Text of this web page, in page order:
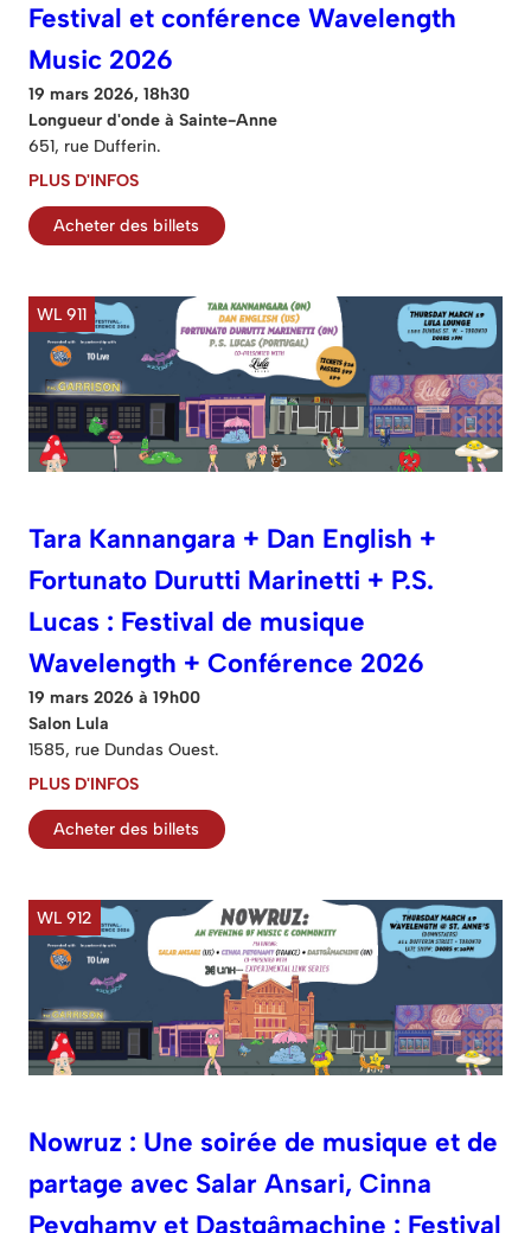
Festival et conférence Wavelength
Music 2026
19 mars 2026, 18h30
Longueur d'onde à Sainte-Anne
651, rue Dufferin.
PLUS D'INFOS
Acheter des billets
WL 911
Tara Kannangara + Dan English +
Fortunato Durutti Marinetti + P.S.
Lucas : Festival de musique
Wavelength + Conférence 2026
19 mars 2026 à 19h00
Salon Lula
1585, rue Dundas Ouest.
PLUS D'INFOS
Acheter des billets
WL 912
Nowruz : Une soirée de musique et de
partage avec Salar Ansari, Cinna
Peyghamy et Dastgâmachine : Festival